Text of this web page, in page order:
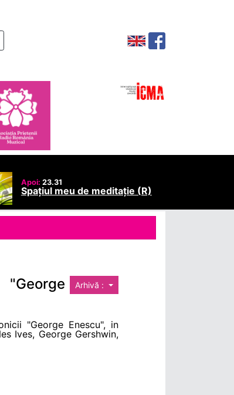
Apoi: 23.31
Spațiul meu de meditație (R)
Arhivă :
"George Enescu", in
Ives, George Gershwin,